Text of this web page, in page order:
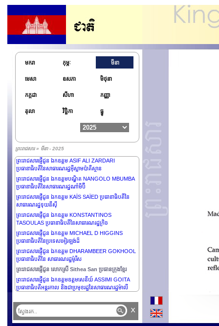
មករា កុម្ភៈ មីនា
មេសា ឧសភា មិថុនា
កក្កដា សីហា កញ្ញា
តុលា វិច្ឆិកា ធ្នូ
ព្រះរាជសារ » មីនា - 2025
DIAKHAR FAYE ប្រធានាធិបតីនៃសាធារណរដ្ឋសេណេហ្គាល់
ព្រះរាជសារផ្ញើថ្វាយព្រះករុណាព្រះបាទ MAHA
ថៃឡង់ដ៍
ព្រះរាជសារផ្ញើជូន ឯកឧត្តមនាយឧត្តមសេនីយ៍ជាន់ខ្ពស់ MIN
AUNG HLAING ប្រធានក្រុមប្រឹក្សារដ្ឋបាលរដ្ឋ នាយករដ្ឋមន្ត្រី
នៃសាធារណរដ្ឋសហភាពមីយ៉ាន់ម៉ា
ព្រះរាជសារផ្ញើជូន ឯកឧត្តម MOHAMMED
SHAHABUDDIN ប្រធានាធិបតីនៃសាធារណរដ្ឋប្រជាមានិត
ព្រះរាជសារផ្ញើជូន ឯកឧត្តម KONSTANTINOS
TASOULAS ប្រធានាធិបតីនៃសាធារណរដ្ឋក្រិច
ព្រះរាជសារផ្ញើជូន ឯកឧត្តម ASIF ALI ZARDARI
ប្រធានាធិបតីនៃសាធារណរដ្ឋអ៊ីស្លាមប៉ាគីស្ថាន
ព្រះរាជសារផ្ញើជូន ឯកឧត្តមបណ្ឌិត NANGOLO MBUMBA
ប្រធានាធិបតីនៃសាធារណរដ្ឋណាំមីប៊ី
ព្រះរាជសារផ្ញើជូន ឯកឧត្តម KAÏS SAÏED ប្រធានាធិបតីនៃ
សាធារណរដ្ឋទុយនីស៊ី
ព្រះរាជសារផ្ញើជូន ឯកឧត្តម KONSTANTINOS
TASOULAS ប្រធានាធិបតីនៃសាធារណរដ្ឋក្រិច
ព្រះរាជសារផ្ញើជូន ឯកឧត្តម MICHAEL D HIGGINS
ប្រធានាធិបតីនៃប្រទេសអៀរឡង់ដ៏
ព្រះរាជសារផ្ញើជូន ឯកឧត្ដម DHARAMBEER GOKHOOL
ប្រធានាធិបតីនៃ សាធារណរដ្ឋម៉ូរីស
ព្រះរាជសារផ្ញើជូន លោកស្រី Sithea San ប្រធានក្រុងខ្មែរ
ព្រះរាជសារផ្ញើជូន ឯកឧត្តមឧត្តមសេនីយ៍ ASSIMI GOITA
ប្រធានាធិបតីអន្តរកាល និងជាប្រមុខរដ្ឋនៃសាធារណរដ្ឋម៉ាលី
x